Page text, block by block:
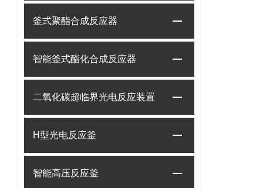
釜式聚酯合成反应器
智能釜式酯化合成反应器
二氧化碳超临界光电反应装置
H型光电反应釜
智能高压反应釜